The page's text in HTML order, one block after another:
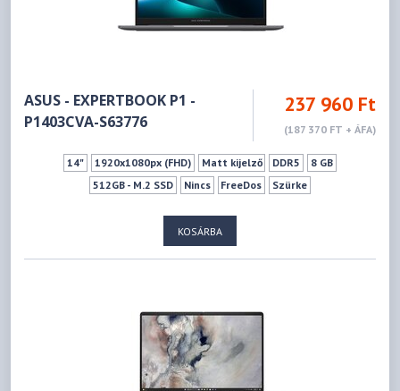
ASUS - EXPERTBOOK P1 -
P1403CVA-S63776
237 960 Ft
(187 370 FT + ÁFA)
14" 1920x1080px (FHD) Matt kijelző DDR5
8 GB
512GB - M.2 SSD
Nincs FreeDos Szürke
KOSÁRBA